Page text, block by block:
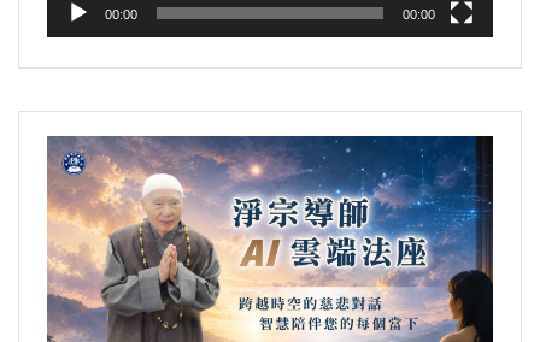
00:00 00:00